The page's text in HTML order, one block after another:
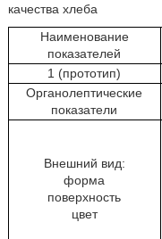
качества хлеба
Наименование
показателей
1 (прототип)
Органолептические
показатели
Внешний вид:
форма
поверхность
цвет